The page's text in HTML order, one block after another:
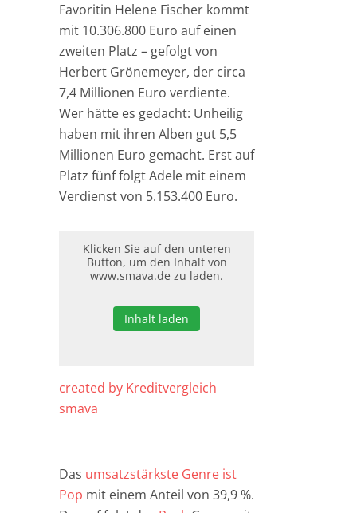
Favoritin Helene Fischer kommt
mit 10.306.800 Euro auf einen
zweiten Platz – gefolgt von
Herbert Grönemeyer, der circa
7,4 Millionen Euro verdiente.
Wer hätte es gedacht: Unheilig
haben mit ihren Alben gut 5,5
Millionen Euro gemacht. Erst auf
Platz fünf folgt Adele mit einem
Verdienst von 5.153.400 Euro.
Klicken Sie auf den unteren
Button, um den Inhalt von
www.smava.de zu laden.
Inhalt laden
created by Kreditvergleich
smava
Das umsatzstärkste Genre ist
Pop mit einem Anteil von 39,9 %.